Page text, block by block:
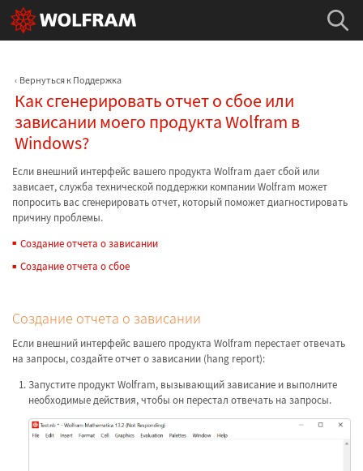
Вернуться к Поддержка
Как сгенерировать отчет о сбое или
зависании моего продукта Wolfram в
Windows?
Если внешний интерфейс вашего продукта Wolfram дает сбой или
зависает, служба технической поддержки компании Wolfram может
попросить вас сгенерировать отчет, который поможет диагностировать
причину проблемы.
Создание отчета о зависании
Создание отчета о сбое
Создание отчета о зависании
Если внешний интерфейс вашего продукта Wolfram перестает отвечать
на запросы, создайте отчет о зависании (hang report):
Запустите продукт Wolfram, вызывающий зависание и выполните
необходимые действия, чтобы он перестал отвечать на запросы.